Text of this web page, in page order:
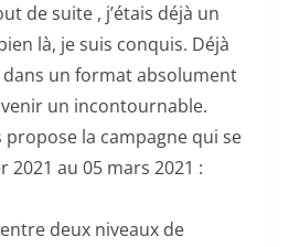
de suite , j’étais déjà un
là, je suis conquis. Déjà
dans un format absolument
un incontournable.
propose la campagne qui se
2021 au 05 mars 2021 :
deux niveaux de